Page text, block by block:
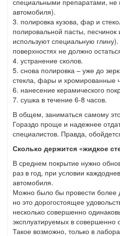
автомобиля).
3. полировка кузова, фар и
полировальной пасты,
используют специальную
поверхностях не должно
4. устранение сколов.
5. снова полировка – уже до
стекла, фары и хромированные
6. нанесение керамического
7. сушка в течение 6-8 часов.
В общем, заниматься самому
Гораздо проще и надежнее
специалистов. Правда,
Сколько держится «жидкое
В среднем покрытие нужно
раз в год, при условии
автомобиля.
Можно было бы провести более
но это дорогостоящее
несколько совершенно
эксплуатируемых в совершенно
Такое возможно, только в